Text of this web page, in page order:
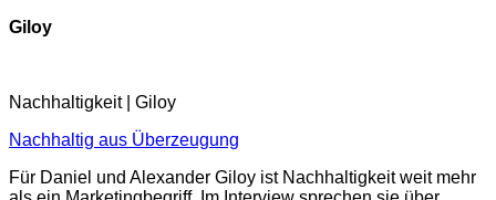
Giloy
Nachhaltigkeit | Giloy
Nachhaltig aus Überzeugung
Für Daniel und Alexander Giloy ist Nachhaltigkeit weit mehr